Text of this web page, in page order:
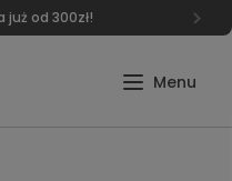
od 300zł!